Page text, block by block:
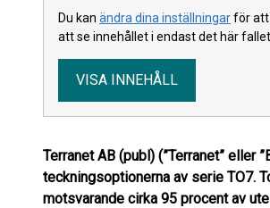
Du kan ändra dina inställningarför att
att se innehållet i endast det här fallet.
VISA INNEHÅLL
Terranet AB (publ) (”Terranet” eller
teckningsoptionerna av serie TO7.
motsvarande cirka 95 procent av